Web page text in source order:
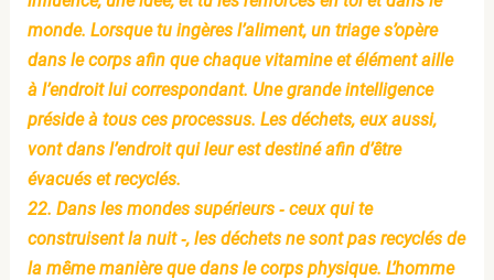
monde. Lorsque tu ingères l’aliment, un triage s’opère
dans le corps afin que chaque vitamine et élément aille
à l’endroit lui correspondant. Une grande intelligence
préside à tous ces processus. Les déchets, eux aussi,
vont dans l’endroit qui leur est destiné afin d’être
évacués et recyclés.
22. Dans les mondes supérieurs ‐ ceux qui te
construisent la nuit ‐, les déchets ne sont pas recyclés de
la même manière que dans le corps physique. L’homme